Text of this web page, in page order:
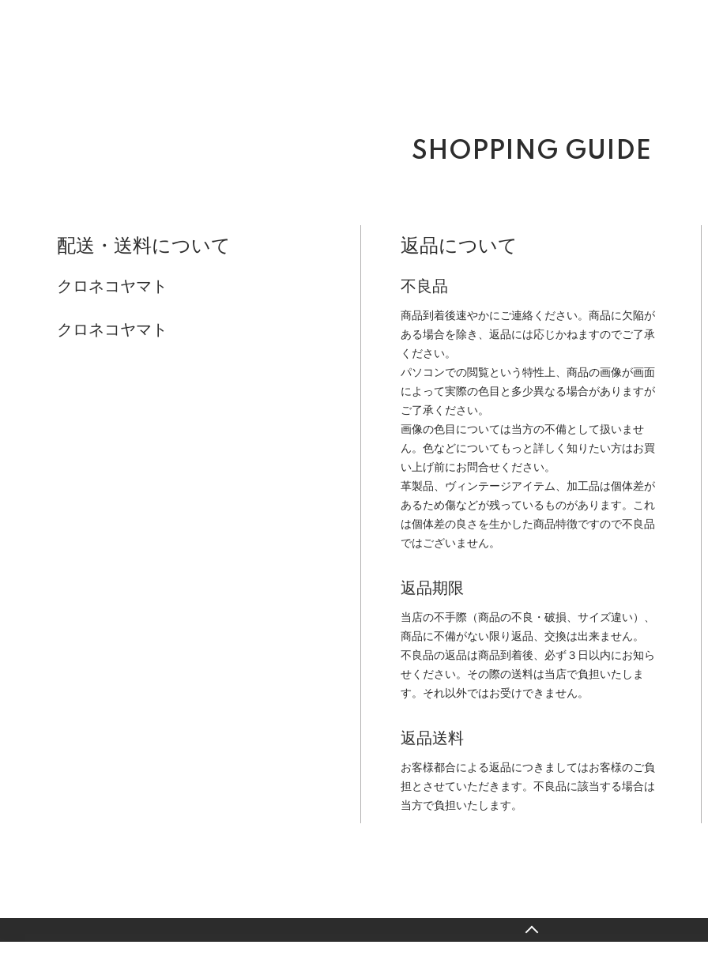
SHOPPING GUIDE
配送・送料について
クロネコヤマト
クロネコヤマト
返品について
不良品
商品到着後速やかにご連絡ください。商品に欠陥が
ある場合を除き、返品には応じかねますのでご了承
ください。
パソコンでの閲覧という特性上、商品の画像が画面
によって実際の色目と多少異なる場合がありますが
ご了承ください。
画像の色目については当方の不備として扱いませ
ん。色などについてもっと詳しく知りたい方はお買
い上げ前にお問合せください。
革製品、ヴィンテージアイテム、加工品は個体差が
あるため傷などが残っているものがあります。これ
は個体差の良さを生かした商品特徴ですので不良品
ではございません。
返品期限
当店の不手際（商品の不良・破損、サイズ違い）、
商品に不備がない限り返品、交換は出来ません。
不良品の返品は商品到着後、必ず３日以内にお知ら
せください。その際の送料は当店で負担いたしま
す。それ以外ではお受けできません。
返品送料
お客様都合による返品につきましてはお客様のご負
担とさせていただきます。不良品に該当する場合は
当方で負担いたします。